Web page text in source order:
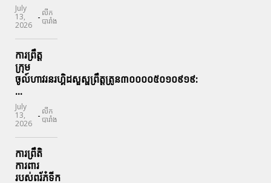
July
13,
2026
- លីក
បារាំង
ការព្រឹត្ត
ក្រុម
ចូល៍ហាវរនរហ្គិដសួស្ផព្រឹត្តត្រូន៣០០០០៥០១០៩១៩:
...
July
13,
2026
- លីក
បារាំង
ការព្រឹតិ
ការពារ
របស់ពរ័ភ៎ទីក